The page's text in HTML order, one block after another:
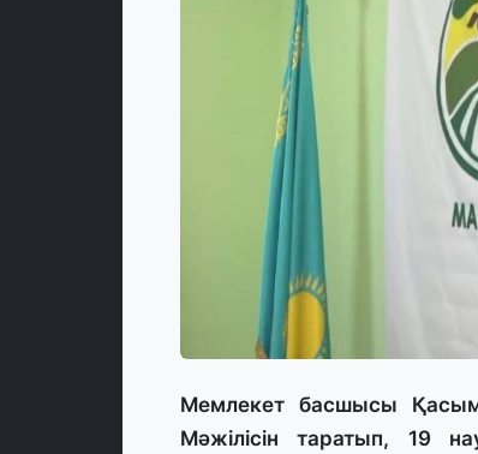
Мемлекет басшысы
Мәжілісін таратып, 19